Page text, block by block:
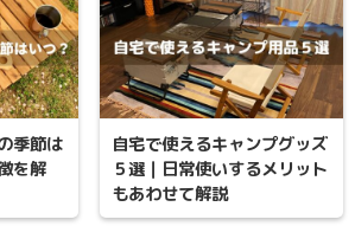
季節は
を解
自宅で使えるキャンプグッズ
５選｜日常使いするメリット
もあわせて解説